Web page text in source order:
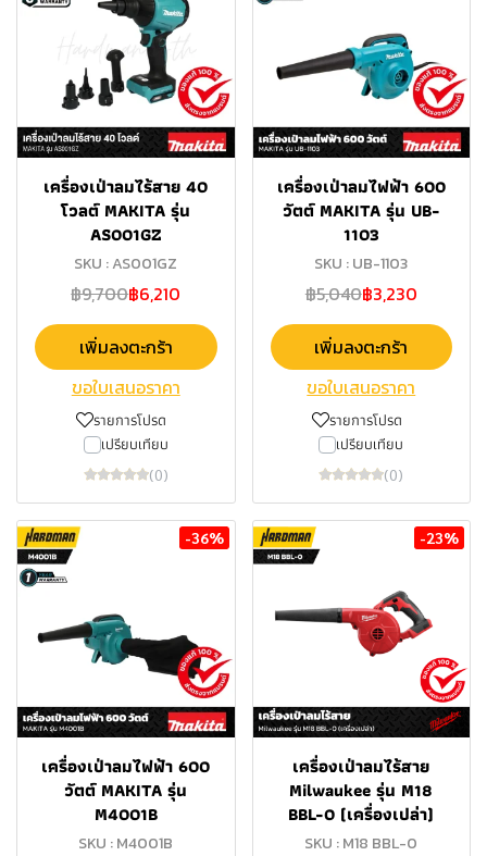
เครื่องเป่าลมไร้สาย 40
โวลต์ MAKITA รุ่น
AS001GZ
SKU : AS001GZ
฿9,700฿6,210
เพิ่มลงตะกร้า
ขอใบเสนอราคา
รายการโปรด
เปรียบเทียบ
(0)
เครื่องเป่าลมไฟฟ้า 600
วัตต์ MAKITA รุ่น UB-
1103
SKU : UB-1103
฿5,040฿3,230
เพิ่มลงตะกร้า
ขอใบเสนอราคา
รายการโปรด
เปรียบเทียบ
(0)
-36%
เครื่องเป่าลมไฟฟ้า 600
วัตต์ MAKITA รุ่น
M4001B
SKU : M4001B
-23%
เครื่องเป่าลมไร้สาย
Milwaukee รุ่น M18
BBL-0 (เครื่องเปล่า)
SKU : M18 BBL-0